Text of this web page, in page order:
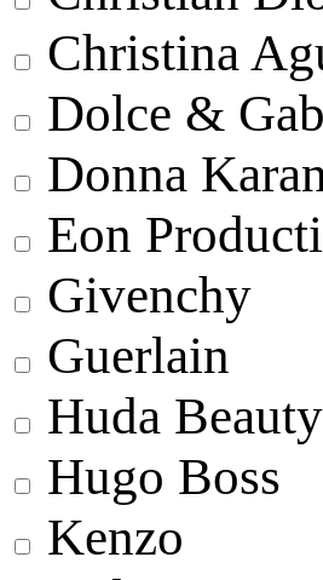
Christina
Dolce &
Donna
Eon
Givenchy
Guerlain
Huda Beauty
Hugo Boss
Kenzo